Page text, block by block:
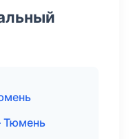
Тюмень